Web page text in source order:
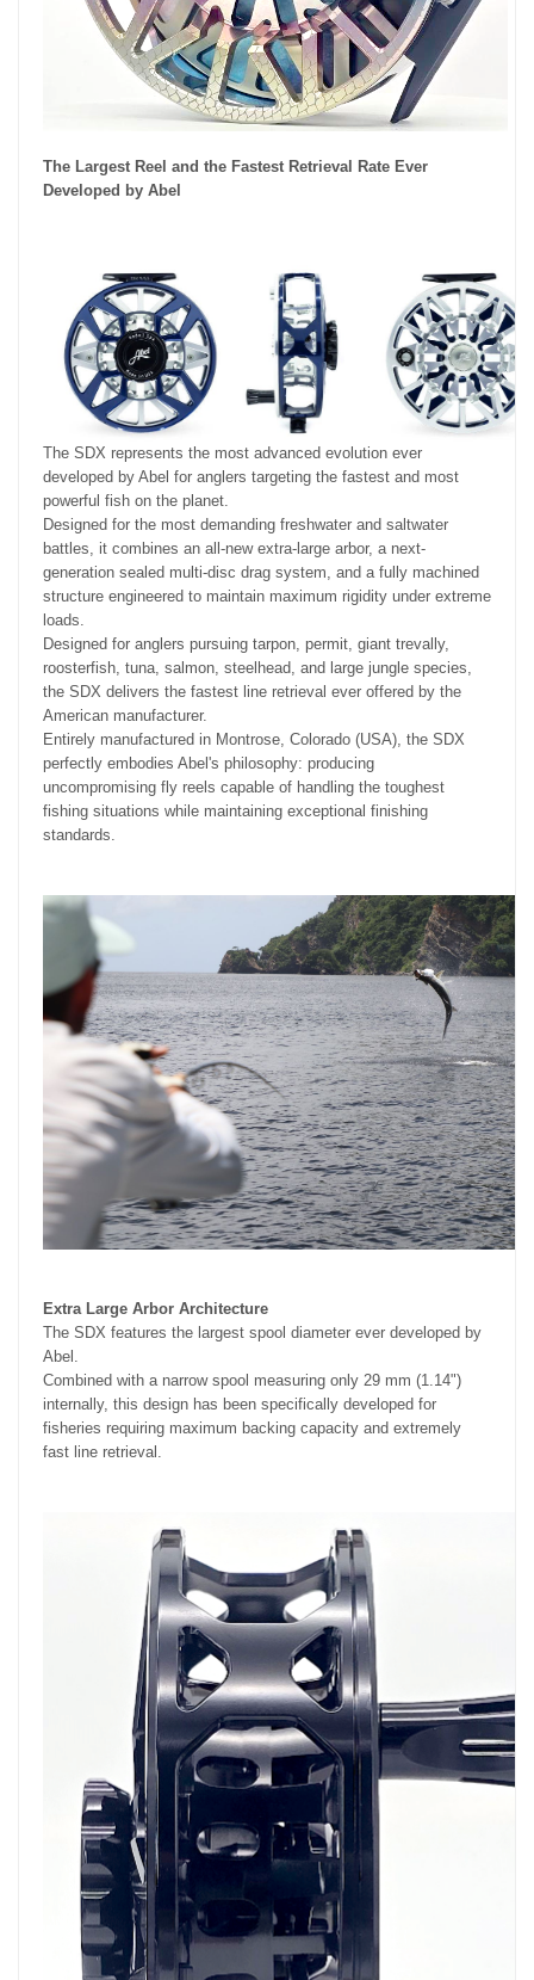
The Largest Reel and the Fastest Retrieval Rate Ever
Developed by Abel
The SDX represents the most advanced evolution ever
developed by Abel for anglers targeting the fastest and most
powerful fish on the planet.
Designed for the most demanding freshwater and saltwater
battles, it combines an all-new extra-large arbor, a next-
generation sealed multi-disc drag system, and a fully machined
structure engineered to maintain maximum rigidity under extreme
loads.
Designed for anglers pursuing tarpon, permit, giant trevally,
roosterfish, tuna, salmon, steelhead, and large jungle species,
the SDX delivers the fastest line retrieval ever offered by the
American manufacturer.
Entirely manufactured in Montrose, Colorado (USA), the SDX
perfectly embodies Abel's philosophy: producing
uncompromising fly reels capable of handling the toughest
fishing situations while maintaining exceptional finishing
standards.
Extra Large Arbor Architecture
The SDX features the largest spool diameter ever developed by
Abel.
Combined with a narrow spool measuring only 29 mm (1.14")
internally, this design has been specifically developed for
fisheries requiring maximum backing capacity and extremely
fast line retrieval.